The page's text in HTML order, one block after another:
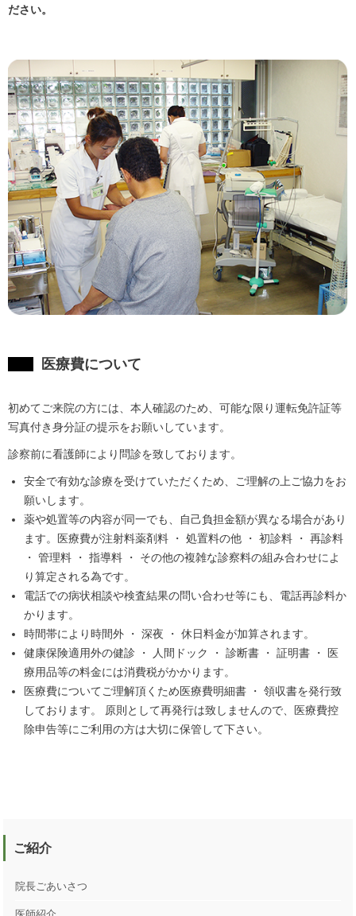
ださい。
医療費について
初めてご来院の方には、本人確認のため、可能な限り運転免許証等
写真付き身分証の提示をお願いしています。
診察前に看護師により問診を致しております。
安全で有効な診療を受けていただくため、ご理解の上ご協力をお
願いします。
薬や処置等の内容が同一でも、自己負担金額が異なる場合があり
ます。医療費が注射料薬剤料 ・ 処置料の他 ・ 初診料 ・ 再診料
・ 管理料 ・ 指導料 ・ その他の複雑な診察料の組み合わせによ
り算定される為です。
電話での病状相談や検査結果の問い合わせ等にも、電話再診料か
かります。
時間帯により時間外 ・ 深夜 ・ 休日料金が加算されます。
健康保険適用外の健診 ・ 人間ドック ・ 診断書 ・ 証明書 ・ 医
療用品等の料金には消費税がかかります。
医療費についてご理解頂くため医療費明細書 ・ 領収書を発行致
しております。 原則として再発行は致しませんので、医療費控
除申告等にご利用の方は大切に保管して下さい。
ご紹介
院長ごあいさつ